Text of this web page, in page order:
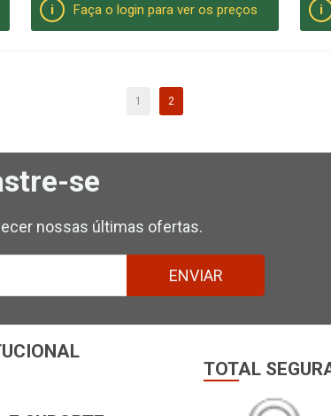
i Faça o login para ver os preços i
1 2
se
nossas últimas ofertas.
ENVIAR
TOTAL